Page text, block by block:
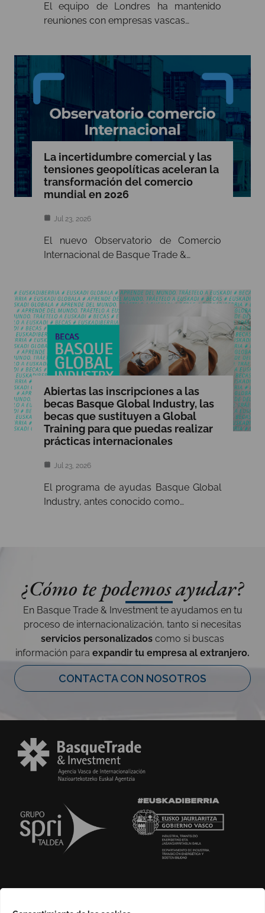
El equipo de Londres ha mantenido
reuniones con empresas vascas…
La incertidumbre comercial y las
tensiones geopolíticas aceleran la
transformación del comercio
mundial en 2026
Jul 23, 2026
El nuevo Observatorio de Comercio
Internacional de Basque Trade &…
Abiertas las inscripciones a las
becas Basque Global Industry, las
becas que sustituyen a Global
Training para que puedas realizar
prácticas internacionales
Jul 23, 2026
El programa de ayudas Basque Global
Industry, antes conocido como…
¿Cómo te podemos ayudar?
En Basque Trade & Investment te ayudamos en tu
proceso de internacionalización, tanto si necesitas
servicios personalizados como si buscas
información para expandir tu empresa al extranjero.
CONTACTA CON NOSOTROS